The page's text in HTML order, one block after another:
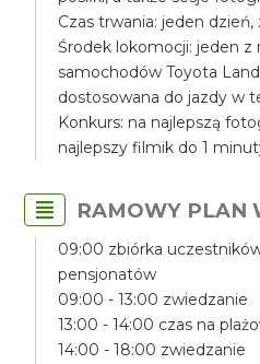
Czas trwania: jeden
Środek lokomocji: jeden
samochodów Toyota
dostosowana do jazdy w
Konkurs: na najlepszą
najlepszy filmik do 1
RAMOWY PLAN
09:00 zbiórka
pensjonatów
09:00 - 13:00 zwiedzanie
13:00 - 14:00 czas na
14:00 - 18:00 zwiedzanie